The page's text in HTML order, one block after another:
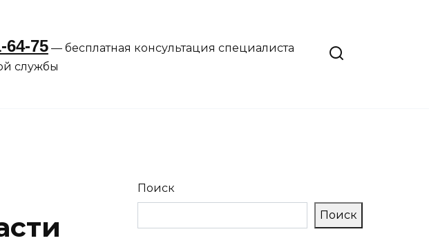
64-75— бесплатная консультация специалиста
службы
Поиск
Поиск